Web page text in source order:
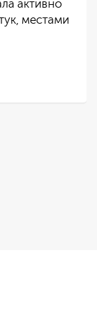
активно
местами